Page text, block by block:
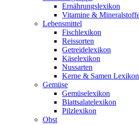
Ernährungslexikon
Vitamine &
Lebensmittel
Fischlexikon
Reissorten
Getreidelexikon
Käselexikon
Nussarten
Kerne & Samen Lexikon
Gemüse
Gemüselexikon
Blattsalatelexikon
Pilzlexikon
Obst